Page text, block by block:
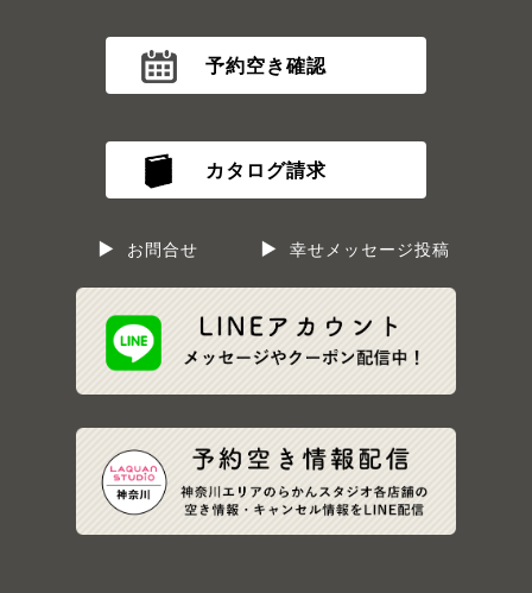
予約空き確認
カタログ請求
お問合せ 幸せメッセージ投稿